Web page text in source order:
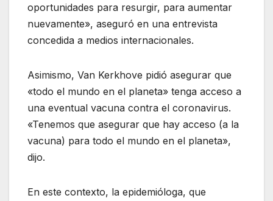
oportunidades para resurgir, para aumentar
nuevamente», aseguró en una entrevista
concedida a medios internacionales.
Asimismo, Van Kerkhove pidió asegurar que
«todo el mundo en el planeta» tenga acceso a
una eventual vacuna contra el coronavirus.
«Tenemos que asegurar que hay acceso (a la
vacuna) para todo el mundo en el planeta»,
dijo.
En este contexto, la epidemióloga, que